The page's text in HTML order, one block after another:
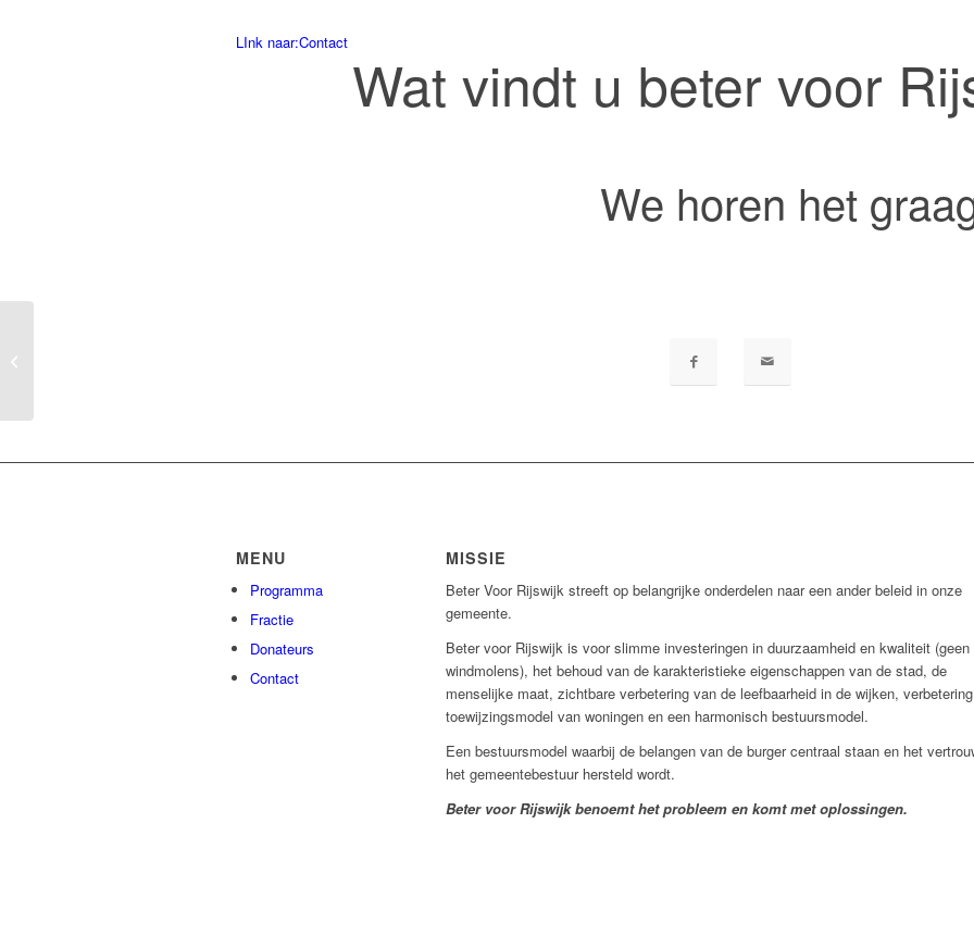
LInk naar:Contact
Wat vindt u beter voor
We horen het
MENU
Programma
Fractie
Donateurs
Contact
MISSIE
Beter Voor Rijswijk streeft op belangrijke onderdelen naar een ander beleid in onze
gemeente.
Beter voor Rijswijk is voor slimme investeringen in duurzaamheid en kwaliteit (geen
windmolens), het behoud van de karakteristieke eigenschappen van de stad, de
menselijke maat, zichtbare verbetering van de leefbaarheid in de wijken,
toewijzingsmodel van woningen en een harmonisch bestuursmodel.
Een bestuursmodel waarbij de belangen van de burger centraal staan en het
het gemeentebestuur hersteld wordt.
Beter voor Rijswijk benoemt het probleem en komt met oplossingen.